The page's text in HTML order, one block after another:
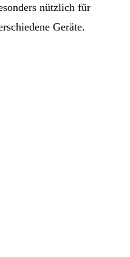
nützlich für
Geräte.